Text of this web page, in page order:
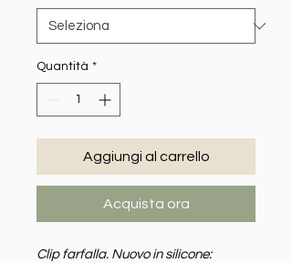
Quantità *
Aggiungi al carrello
Acquista ora
Clip farfalla. Nuovo in silicone: